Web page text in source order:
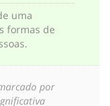
uma
formas de
por